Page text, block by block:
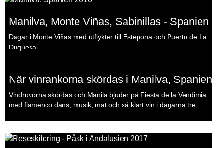
Manilva, Monte Viñas, Sabinillas - Spanien
Dagar i Monte Viñas med utflykter till Estepona och Puerto de La
Duquesa.
När vinrankorna skördas i Manilva, Spanien
Vindruvorna skördas och Manila bjuder på Fiesta de la Vendimia
med flamenco dans, musik, mat och så klart vin i dagarna tre.